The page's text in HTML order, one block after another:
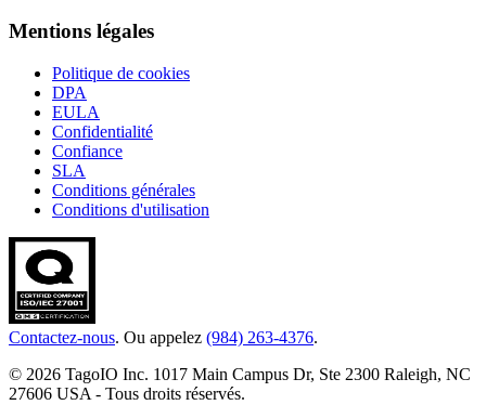
Mentions légales
Politique de cookies
DPA
EULA
Confidentialité
Confiance
SLA
Conditions générales
Conditions d'utilisation
Contactez-nous. Ou appelez (984) 263-4376.
© 2026 TagoIO Inc. 1017 Main Campus Dr, Ste 2300 Raleigh, NC
27606 USA - Tous droits réservés.